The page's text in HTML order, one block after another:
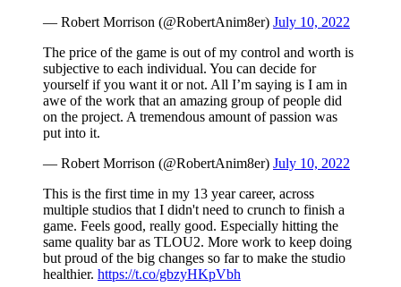
— Robert Morrison (@RobertAnim8er) July 10, 2022
The price of the game is out of my control and worth is
subjective to each individual. You can decide for
yourself if you want it or not. All I’m saying is I am in
awe of the work that an amazing group of people did
on the project. A tremendous amount of passion was
put into it.
— Robert Morrison (@RobertAnim8er) July 10, 2022
This is the first time in my 13 year career, across
multiple studios that I didn't need to crunch to finish a
game. Feels good, really good. Especially hitting the
same quality bar as TLOU2. More work to keep doing
but proud of the big changes so far to make the studio
healthier. https://t.co/gbzyHKpVbh